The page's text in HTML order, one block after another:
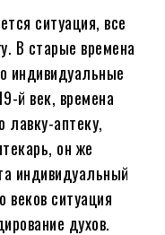
ситуация, все
В старые времена
индивидуальные
й век, времена
лавку-аптеку,
он же
индивидуальный
веков ситуация
духов.